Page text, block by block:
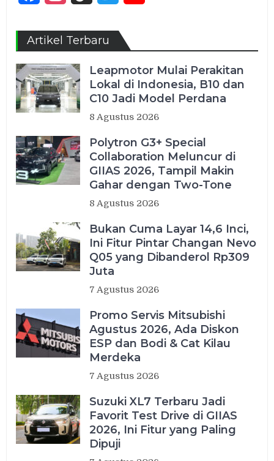
Artikel Terbaru
Leapmotor Mulai Perakitan
Lokal di Indonesia, B10 dan
C10 Jadi Model Perdana
8 Agustus 2026
Polytron G3+ Special
Collaboration Meluncur di
GIIAS 2026, Tampil Makin
Gahar dengan Two-Tone
8 Agustus 2026
Bukan Cuma Layar 14,6 Inci,
Ini Fitur Pintar Changan Nevo
Q05 yang Dibanderol Rp309
Juta
7 Agustus 2026
Promo Servis Mitsubishi
Agustus 2026, Ada Diskon
ESP dan Bodi & Cat Kilau
Merdeka
7 Agustus 2026
Suzuki XL7 Terbaru Jadi
Favorit Test Drive di GIIAS
2026, Ini Fitur yang Paling
Dipuji